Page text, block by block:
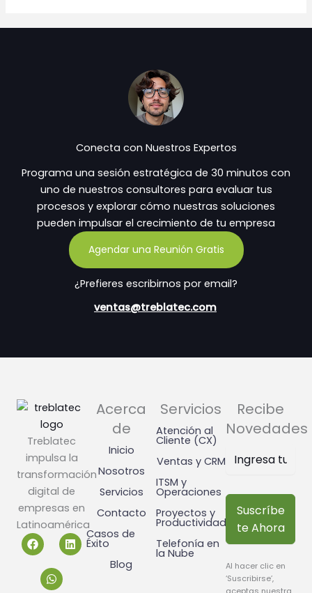
Conecta con Nuestros Expertos
Programa una sesión estratégica de 30 minutos con
uno de nuestros consultores para evaluar tus
procesos y explorar cómo nuestras soluciones
pueden impulsar el crecimiento de tu empresa
Agendar una Reunión Gratis
¿Prefieres escribirnos por email?
ventas@treblatec.com
Treblatec
impulsa la
transformación
digital de
empresas en
Latinoamérica
F
a
c
L
i
n
W
t
s
Acerca
de
Inicio
Nosotros
Servicios
Contacto
Casos de
Éxito
Blog
Servicios
Atención al
Cliente (CX)
Ventas y CRM
ITSM y
Operaciones
Proyectos y
Productividad
Telefonía en
la Nube
Recibe
Novedades
Suscríbe
te Ahora
Al hacer clic en
‘Suscribirse’,